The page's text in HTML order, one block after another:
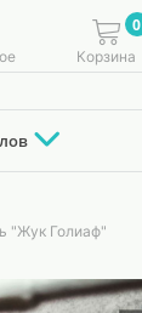
0
Корзина
"Жук Голиаф"